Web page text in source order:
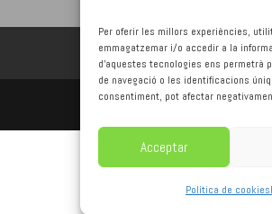
Per oferir les millors experiències,
emmagatzemar i/o accedir a la
d'aquestes tecnologies ens permetrà
de navegació o les identificacions
consentiment, pot afectar
Acceptar
Política de cookies